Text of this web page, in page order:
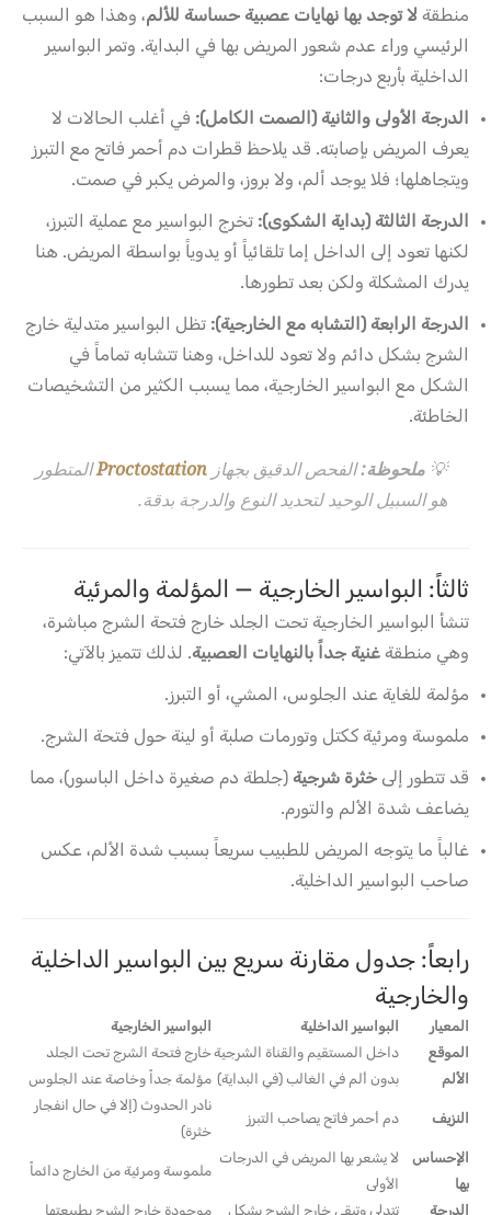
منطقة لا توجد بها نهايات عصبية حساسة للألم، وهذا هو السبب
الرئيسي وراء عدم شعور المريض بها في البداية. وتمر البواسير
الداخلية بأربع درجات:
الدرجة الأولى والثانية (الصمت الكامل): في أغلب الحالات لا
يعرف المريض بإصابته. قد يلاحظ قطرات دم أحمر فاتح مع التبرز
ويتجاهلها؛ فلا يوجد ألم، ولا بروز، والمرض يكبر في صمت.
الدرجة الثالثة (بداية الشكوى): تخرج البواسير مع عملية التبرز،
لكنها تعود إلى الداخل إما تلقائياً أو يدوياً بواسطة المريض. هنا
يدرك المشكلة ولكن بعد تطورها.
الدرجة الرابعة (التشابه مع الخارجية): تظل البواسير متدلية خارج
الشرج بشكل دائم ولا تعود للداخل، وهنا تتشابه تماماً في
الشكل مع البواسير الخارجية، مما يسبب الكثير من التشخيصات
الخاطئة.
💡 ملحوظة:الفحص الدقيق بجهاز Proctostationالمتطور
هو السبيل الوحيد لتحديد النوع والدرجة بدقة.
ثالثاً: البواسير الخارجية — المؤلمة والمرئية
تنشأ البواسير الخارجية تحت الجلد خارج فتحة الشرج مباشرة،
وهي منطقة غنية جداً بالنهايات العصبية. لذلك تتميز بالآتي:
مؤلمة للغاية عند الجلوس، المشي، أو التبرز.
ملموسة ومرئية ككتل وتورمات صلبة أو لينة حول فتحة الشرج.
قد تتطور إلى خثرة شرجية (جلطة دم صغيرة داخل الباسور)، مما
يضاعف شدة الألم والتورم.
غالباً ما يتوجه المريض للطبيب سريعاً بسبب شدة الألم، عكس
صاحب البواسير الداخلية.
رابعاً: جدول مقارنة سريع بين البواسير الداخلية
والخارجية
المعيار البواسير الداخلية
البواسير الخارجية
الموقع
داخل المستقيم والقناة الشرجيةخارج فتحة الشرج تحت الجلد
الألم
بدون ألم في الغالب (في البداية) مؤلمة جداً وخاصة عند الجلوس
النزيف دم أحمر فاتح يصاحب التبرز
نادر الحدوث (إلا في حال انفجار
خثرة)
الإحساس
بها
لا يشعر بها المريض في الدرجات
الأولى
ملموسة ومرئية من الخارج دائماً
الدرجة تتدلى وتبقى خارج الشرج بشكل موجودة خارج الشرج بطبيعتها